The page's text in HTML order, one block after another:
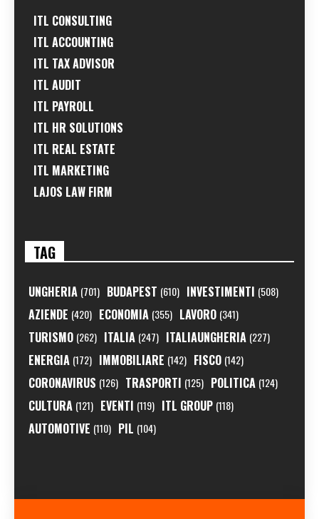
ITL CONSULTING
ITL ACCOUNTING
ITL TAX ADVISOR
ITL AUDIT
ITL PAYROLL
ITL HR SOLUTIONS
ITL REAL ESTATE
ITL MARKETING
LAJOS LAW FIRM
TAG
UNGHERIA (701) BUDAPEST (610) INVESTIMENTI (508)
AZIENDE (420) ECONOMIA (355) LAVORO (341)
TURISMO (262) ITALIA (247) ITALIAUNGHERIA (227)
ENERGIA (172) IMMOBILIARE (142) FISCO (142)
CORONAVIRUS (126) TRASPORTI (125) POLITICA (124)
CULTURA (121) EVENTI (119) ITL GROUP (118)
AUTOMOTIVE (110) PIL (104)